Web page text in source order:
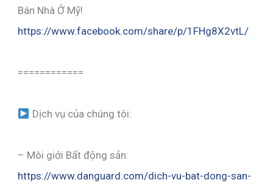
Bán Nhà Ở Mỹ!
https://www.facebook.com/share/p/1FHg8X2vtL/
============
Dịch vụ của chúng tôi:
– Môi giới Bất động sản:
https://www.danguard.com/dich-vu-bat-dong-san-